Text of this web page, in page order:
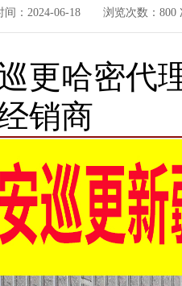
间：2024-06-18 浏览次数：
更哈密代
销商